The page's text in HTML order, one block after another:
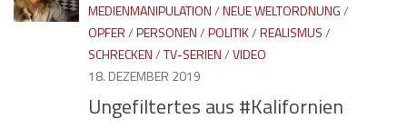
MEDIENMANIPULATION/NEUE WELTORDNUNG/
OPFER/PERSONEN/POLITIK/REALISMUS/
SCHRECKEN/TV-SERIEN/VIDEO
18. DEZEMBER 2019
Ungefiltertes aus #Kalifornien